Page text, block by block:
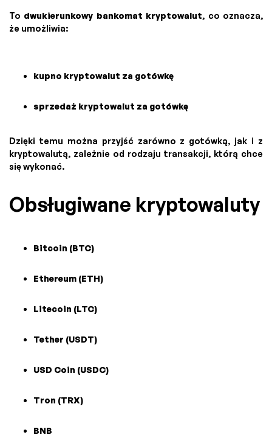
To dwukierunkowy bankomat kryptowalut, co oznacza,
że umożliwia:
kupno kryptowalut za gotówkę
sprzedaż kryptowalut za gotówkę
Dzięki temu można przyjść zarówno z gotówką, jak i z
kryptowalutą, zależnie od rodzaju transakcji, którą chce
się wykonać.
Obsługiwane kryptowaluty
Bitcoin (BTC)
Ethereum (ETH)
Litecoin (LTC)
Tether (USDT)
USD Coin (USDC)
Tron (TRX)
BNB